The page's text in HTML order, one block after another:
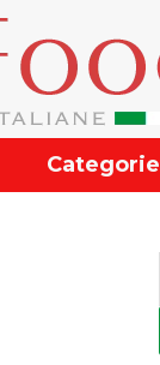
Categorie